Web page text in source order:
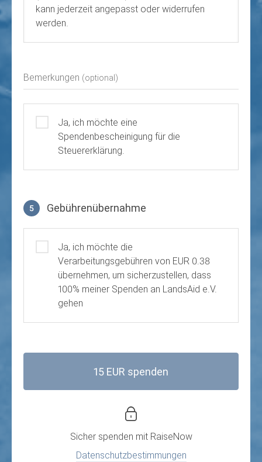
kann jederzeit angepasst oder widerrufen
werden.
Bemerkungen (optional)
Ja, ich möchte eine
Spendenbescheinigung für die
Steuererklärung.
5 Gebührenübernahme
Ja, ich möchte die
Verarbeitungsgebühren von EUR 0.38
übernehmen, um sicherzustellen, dass
100% meiner Spenden an LandsAid e.V.
gehen
15 EUR spenden
Sicher spenden mit RaiseNow
Datenschutzbestimmungen